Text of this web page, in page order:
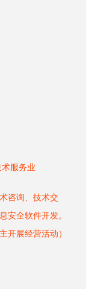
服务业
咨询、技术交
安全软件开发。
开展经营活动）